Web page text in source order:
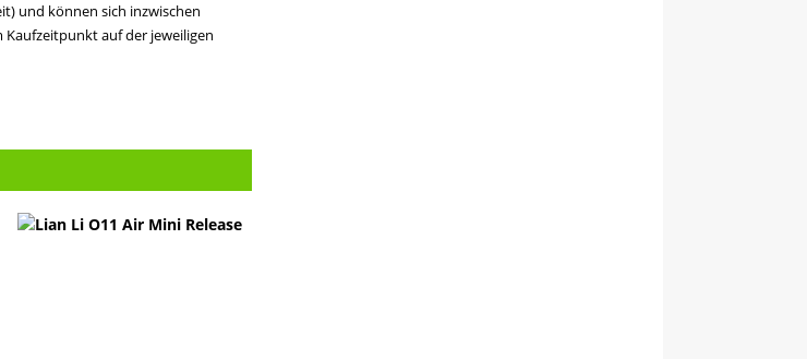
und können sich inzwischen
Kaufzeitpunkt auf der jeweiligen